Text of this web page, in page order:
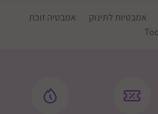
אמבטיות לתינוק
אמבטיה זוכת